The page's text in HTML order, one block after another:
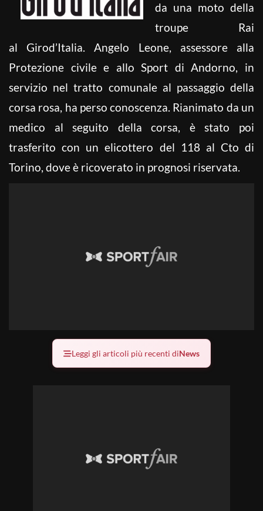
da una moto della
troupe Rai
al Girod’Italia. Angelo Leone, assessore alla
Protezione civile e allo Sport di Andorno, in
servizio nel tratto comunale al passaggio della
corsa rosa, ha perso conoscenza. Rianimato da un
medico al seguito della corsa, è stato poi
trasferito con un elicottero del 118 al Cto di
Torino, dove è ricoverato in prognosi riservata.
Leggi gli articoli più recenti diNews